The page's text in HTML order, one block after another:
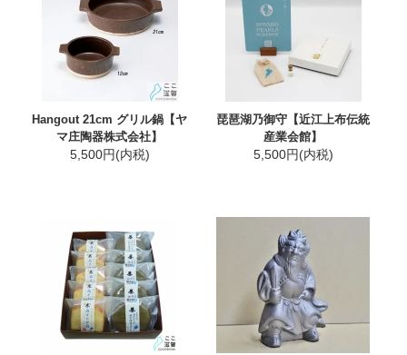
Hangout 21cm グリル鍋【ヤ
マ庄陶器株式会社】
5,500円(内税)
琵琶湖乃御守【近江上布伝統
産業会館】
5,500円(内税)